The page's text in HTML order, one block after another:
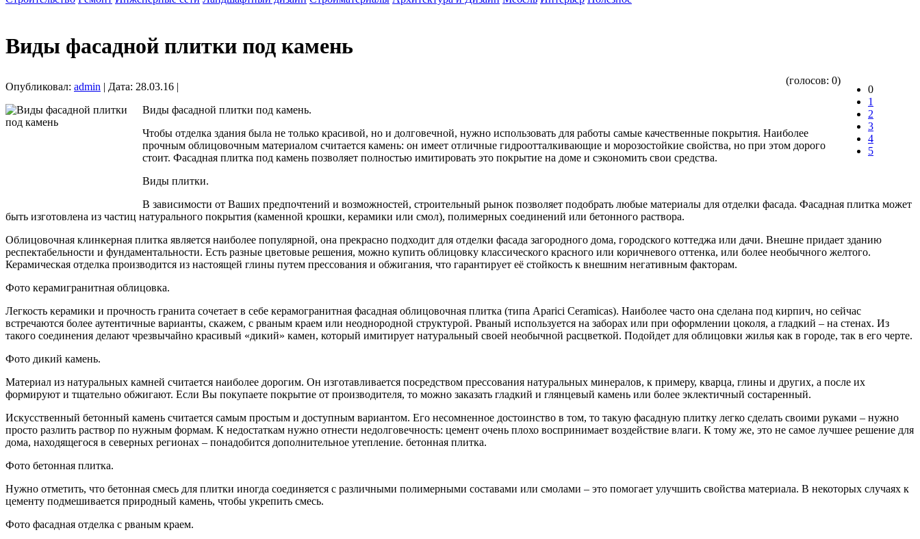
Виды фасадной плитки под камень
Опубликовал: admin | Дата: 28.03.16 |
0
1
2
3
4
5
(голосов: 0)
Виды фасадной плитки под камень.
Чтобы отделка здания была не только красивой, но и долговечной, нужно использовать для работы самые качественные покрытия. Наиболее
прочным облицовочным материалом считается камень: он имеет отличные гидроотталкивающие и морозостойкие свойства, но при этом дорого
стоит. Фасадная плитка под камень позволяет полностью имитировать это покрытие на доме и сэкономить свои средства.
Виды плитки.
В зависимости от Ваших предпочтений и возможностей, строительный рынок позволяет подобрать любые материалы для отделки фасада. Фасадная плитка может
быть изготовлена из частиц натурального покрытия (каменной крошки, керамики или смол), полимерных соединений или бетонного раствора.
Облицовочная клинкерная плитка является наиболее популярной, она прекрасно подходит для отделки фасада загородного дома, городского коттеджа или дачи. Внешне придает зданию
респектабельности и фундаментальности. Есть разные цветовые решения, можно купить облицовку классического красного или коричневого оттенка, или более необычного желтого.
Керамическая отделка производится из настоящей глины путем прессования и обжигания, что гарантирует её стойкость к внешним негативным факторам.
Фото керамигранитная облицовка.
Легкость керамики и прочность гранита сочетает в себе керамогранитная фасадная облицовочная плитка (типа Aparici Ceramicas). Наиболее часто она сделана под кирпич, но сейчас
встречаются более аутентичные варианты, скажем, с рваным краем или неоднородной структурой. Рваный используется на заборах или при оформлении цоколя, а гладкий – на стенах. Из
такого соединения делают чрезвычайно красивый «дикий» камен, который имитирует натуральный своей необычной расцветкой. Подойдет для облицовки жилья как в городе, так в его черте.
Фото дикий камень.
Материал из натуральных камней считается наиболее дорогим. Он изготавливается посредством прессования натуральных минералов, к примеру, кварца, глины и других, а после их
формируют и тщательно обжигают. Если Вы покупаете покрытие от производителя, то можно заказать гладкий и глянцевый камень или более эклектичный состаренный.
Искусственный бетонный камень считается самым простым и доступным вариантом. Его несомненное достоинство в том, то такую фасадную плитку легко сделать своими руками – нужно
просто разлить раствор по нужным формам. К недостаткам нужно отнести недолговечность: цемент очень плохо воспринимает воздействие влаги. К тому же, это не самое лучшее решение для
дома, находящегося в северных регионах – понадобится дополнительное утепление. бетонная плитка.
Фото бетонная плитка.
Нужно отметить, что бетонная смесь для плитки иногда соединяется с различными полимерными составами или смолами – это помогает улучшить свойства материала. В некоторых случаях к
цементу подмешивается природный камень, чтобы укрепить смесь.
Фото фасадная отделка с рваным краем.